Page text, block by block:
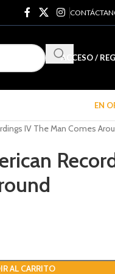
ACCESO /
EN
IV The Man Comes
AL CARRITO